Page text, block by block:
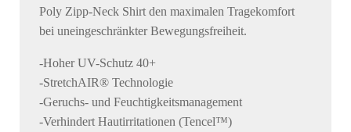
Poly Zipp-Neck Shirt den maximalen Tragekomfort
bei uneingeschränkter Bewegungsfreiheit.
-Hoher UV-Schutz 40+
-StretchAIR® Technologie
-Geruchs- und Feuchtigkeitsmanagement
-Verhindert Hautirritationen (Tencel™)